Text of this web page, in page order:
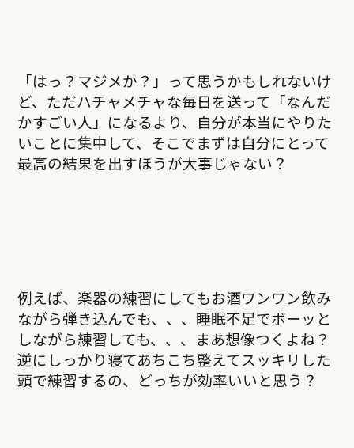
「はっ？マジメか？」って思うかもしれないけ
ど、ただハチャメチャな毎日を送って「なんだ
かすごい人」になるより、自分が本当にやりた
いことに集中して、そこでまずは自分にとって
最高の結果を出すほうが大事じゃない？
例えば、楽器の練習にしてもお酒ワンワン飲み
ながら弾き込んでも、、、睡眠不足でボーッと
しながら練習しても、、、まあ想像つくよね？
逆にしっかり寝てあちこち整えてスッキリした
頭で練習するの、どっちが効率いいと思う？